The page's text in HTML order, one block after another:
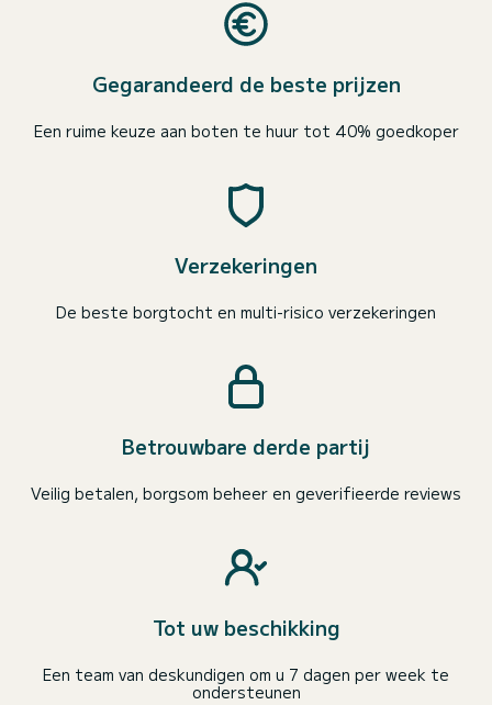
Gegarandeerd de beste prijzen
Een ruime keuze aan boten te huur tot 40% goedkoper
Verzekeringen
De beste borgtocht en multi-risico verzekeringen
Betrouwbare derde partij
Veilig betalen, borgsom beheer en geverifieerde reviews
Tot uw beschikking
Een team van deskundigen om u 7 dagen per week te
ondersteunen